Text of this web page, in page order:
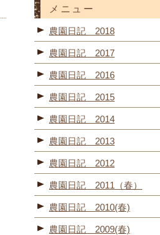
メニュー
農園日記 2018
農園日記 2017
農園日記 2016
農園日記 2015
農園日記 2014
農園日記 2013
農園日記 2012
農園日記 2011（春）
農園日記 2010(春)
農園日記 2009(春)